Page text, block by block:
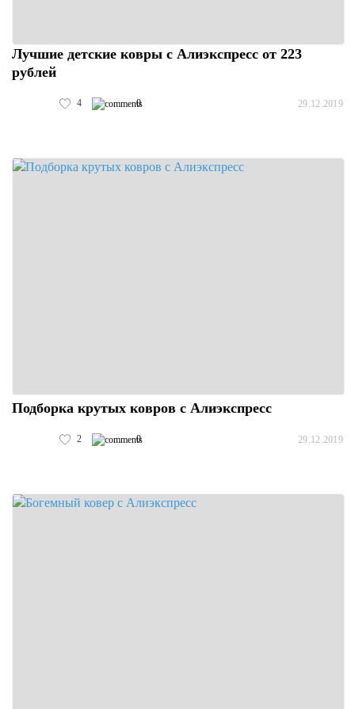
Лучшие детские ковры с Алиэкспресс от 223
рублей
4 0 29.12.2019
Подборка крутых ковров с Алиэкспресс
2 0 29.12.2019